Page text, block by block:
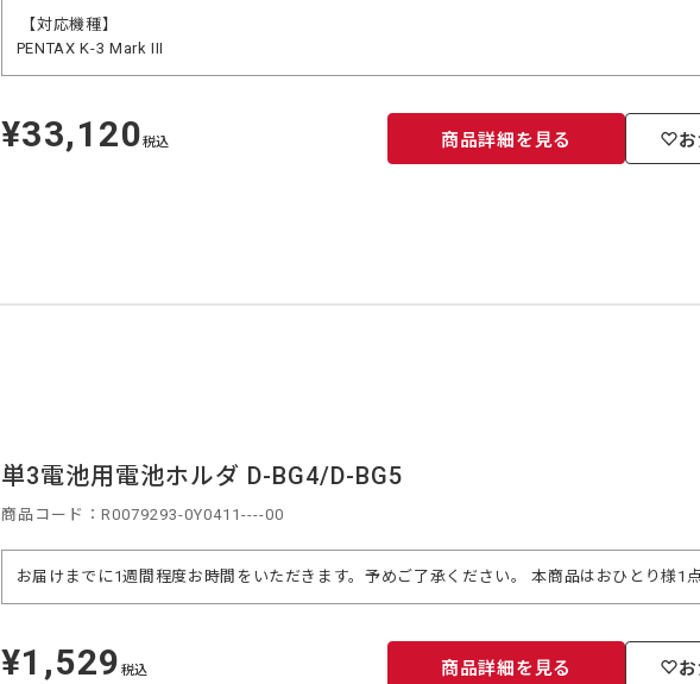
【対応機種】
PENTAX K-3 Mark III
定
価
¥33,120税込 商品詳細を見る
単3電池用電池ホルダ D-BG4/D-BG5
商品コード：R0079293-0Y0411----00
お届けまでに1週間程度お時間をいただきます。予めご了承ください。 本商品はおひとり様1
定
価
¥1,529 税込 商品詳細を見る